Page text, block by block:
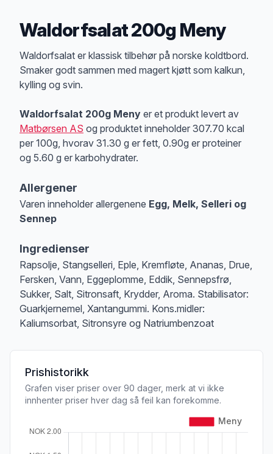
Waldorfsalat 200g Meny
Produktbeskrivelse
Waldorfsalat er klassisk tilbehør på norske koldtbord.
Smaker godt sammen med magert kjøtt som kalkun,
kylling og svin.
Waldorfsalat 200g Meny er et produkt levert av
Matbørsen AS og produktet inneholder 307.70 kcal
per 100g, hvorav 31.30 g er fett, 0.90g er proteiner
og 5.60 g er karbohydrater.
Allergener
Varen inneholder allergenene Egg, Melk, Selleri og
Sennep
Ingredienser
Rapsolje, Stangselleri, Eple, Kremfløte, Ananas, Drue,
Fersken, Vann, Eggeplomme, Eddik, Sennepsfrø,
Sukker, Salt, Sitronsaft, Krydder, Aroma. Stabilisator:
Guarkjernemel, Xantangummi. Kons.midler:
Kaliumsorbat, Sitronsyre og Natriumbenzoat
Prishistorikk
Grafen viser priser over 90 dager, merk at vi ikke
innhenter priser hver dag så feil kan forekomme.